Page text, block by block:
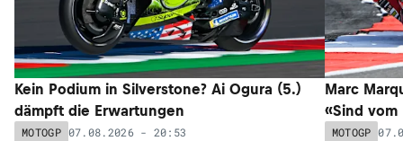
Kein Podium in Silverstone? Ai Ogura (5.)
dämpft die Erwartungen
MOTOGP 07.08.2026 - 20:53
Marc
«Sind
MOTOGP